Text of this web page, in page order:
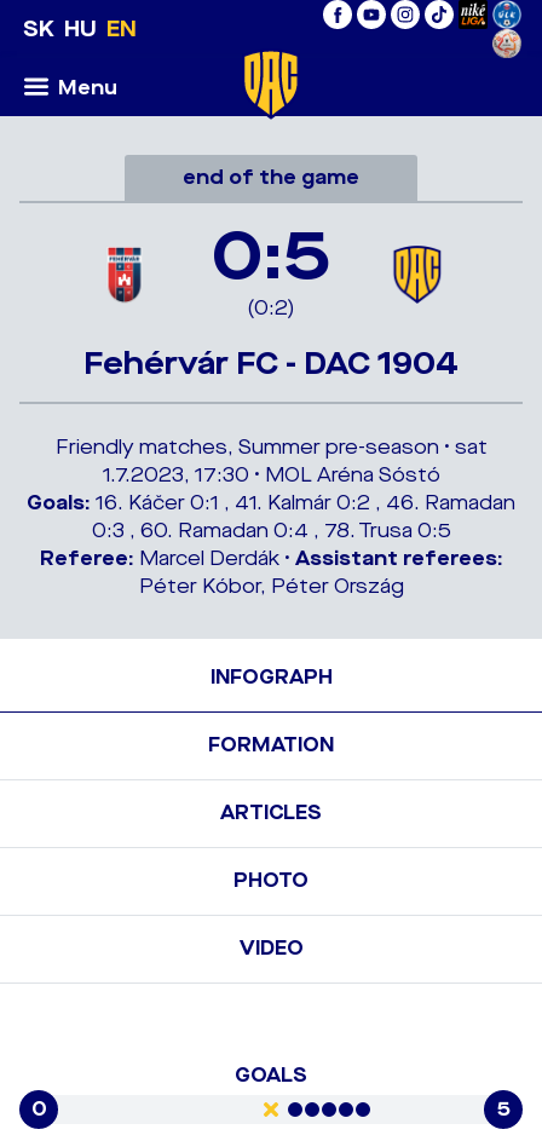
SK HU EN
Menu
end of the game
0:5
(0:2)
Fehérvár FC - DAC 1904
Friendly matches, Summer pre-season • sat
1.7.2023, 17:30 • MOL Aréna Sóstó
Goals: 16. Káčer 0:1 , 41. Kalmár 0:2 , 46. Ramadan
0:3 , 60. Ramadan 0:4 , 78. Trusa 0:5
Referee: Marcel Derdák • Assistant referees:
Péter Kóbor, Péter Ország
INFOGRAPH
FORMATION
ARTICLES
PHOTO
VIDEO
GOALS
0
5